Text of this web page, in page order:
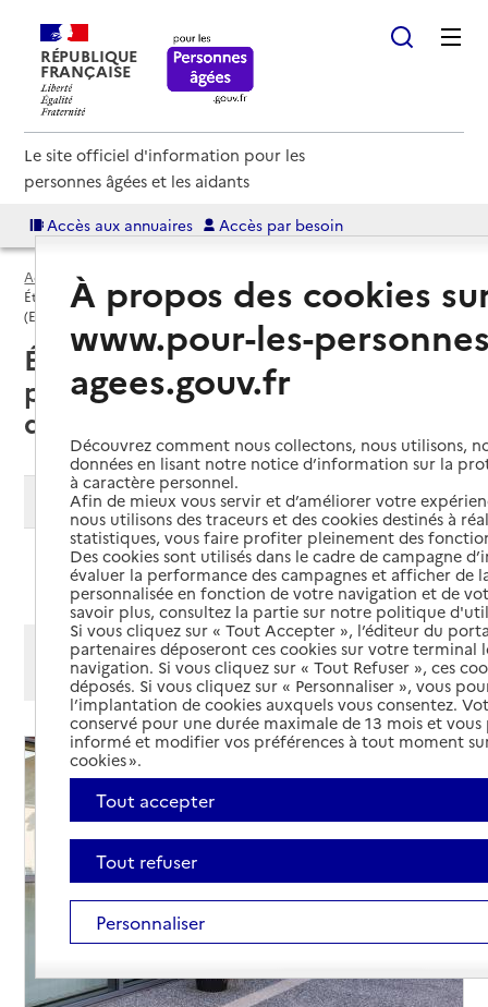
RÉPUBLIQUE
FRANÇAISE
Le site officiel d'information pour les
personnes âgées et les aidants
Accès aux annuaires Accès par besoin
Accueil
Établissement d'hébergement pour personnes âgées dépendantes
(EHPAD)
Établissement d'hébergement
pour personnes âgées
dépendantes (EHPAD)
Modifier ma recherche
Ajouter cette recherche aux favoris
Afficher les résultats par:
Mode liste
Mode carte
À propos des cookies
www.pour-les-
agees.gouv.fr
Découvrez comment nous collectons, nous utilisons,
données en lisant notre notice d’information sur la
à caractère personnel.
Afin de mieux vous servir et d’améliorer votre
nous utilisons des traceurs et des cookies destinés à
statistiques, vous faire profiter pleinement des
Des cookies sont utilisés dans le cadre de campagne
évaluer la performance des campagnes et afficher de
personnalisée en fonction de votre navigation et de
savoir plus, consultez la partie sur notre politique
Si vous cliquez sur « Tout Accepter », l’éditeur du
partenaires déposeront ces cookies sur votre terminal
navigation. Si vous cliquez sur « Tout Refuser », ces
déposés. Si vous cliquez sur « Personnaliser », vous
l’implantation de cookies auxquels vous consentez.
conservé pour une durée maximale de 13 mois et
informé et modifier vos préférences à tout moment
cookies ».
Tout accepter
Tout refuser
Personnaliser